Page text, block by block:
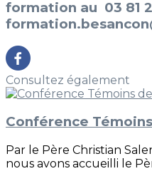
formation au 03 81
Consultez également
Conférence
Par le Père Christian
nous avons accueilli le